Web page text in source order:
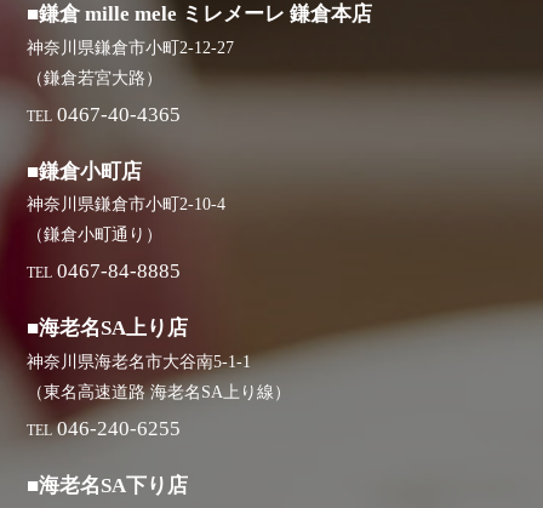
■鎌倉 mille mele ミレメーレ 鎌倉本店
神奈川県鎌倉市小町2-12-27
（鎌倉若宮大路）
TEL 0467-40-4365
■鎌倉小町店
神奈川県鎌倉市小町2-10-4
（鎌倉小町通り）
TEL 0467-84-8885
■海老名SA上り店
神奈川県海老名市大谷南5-1-1
（東名高速道路 海老名SA上り線）
TEL 046-240-6255
■海老名SA下り店